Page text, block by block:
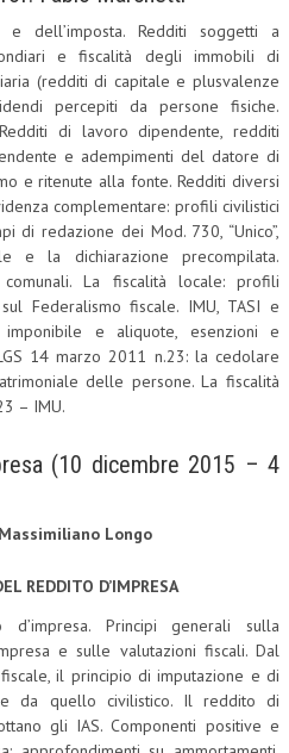
e dell’imposta. Redditi soggetti a
e fiscalità degli immobili di
(redditi di capitale e plusvalenze
percepiti da persone fisiche.
di lavoro dipendente, redditi
e adempimenti del datore di
e ritenute alla fonte. Redditi diversi
complementare: profili civilistici
di redazione dei Mod. 730, “Unico”,
e la dichiarazione precompilata.
La fiscalità locale: profili
Federalismo fiscale. IMU, TASI e
imponibile e aliquote, esenzioni e
14 marzo 2011 n.23: la cedolare
delle persone. La fiscalità
– IMU.
(10 dicembre 2015 – 4
Longo
REDDITO D’IMPRESA
Principi generali sulla
e sulle valutazioni fiscali. Dal
il principio di imputazione e di
da quello civilistico. Il reddito di
gli IAS. Componenti positive e